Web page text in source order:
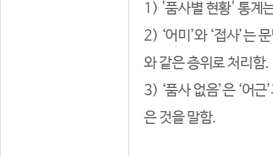
1) '품사별 현황' 통계
2) ‘어미’와 ‘접사’는
와 같은 층위로 처리함.
3) ‘품사 없음’은 ‘어
은 것을 말함.